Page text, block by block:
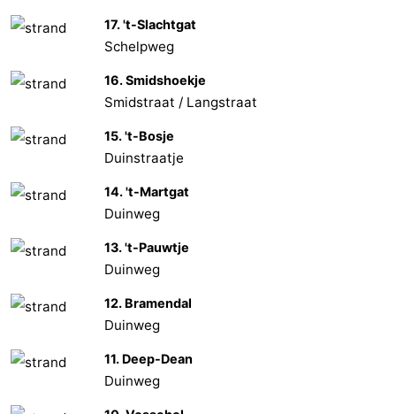
17. 't-Slachtgat
Schelpweg
16. Smidshoekje
Smidstraat / Langstraat
15. 't-Bosje
Duinstraatje
14. 't-Martgat
Duinweg
13. 't-Pauwtje
Duinweg
12. Bramendal
Duinweg
11. Deep-Dean
Duinweg